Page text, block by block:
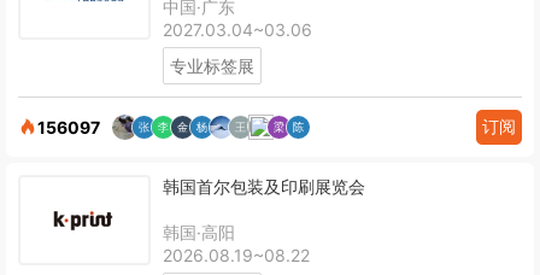
中国·广东
2027.03.04~03.06
专业标签展
156097 订阅
韩国首尔包装及印刷展览会
韩国·高阳
2026.08.19~08.22